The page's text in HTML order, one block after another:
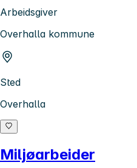
Arbeidsgiver
Overhalla kommune
Sted
Overhalla
Miljøarbeider